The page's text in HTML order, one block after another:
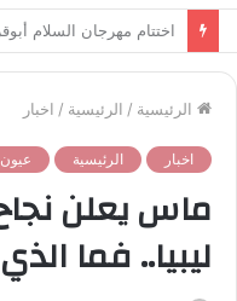
عن
اختتام مهرجان السلام
الرئيسية / الرئيسية / اخبار
اخبار الرئيسية عيون
ماس يعلن
ليبيا.. فما